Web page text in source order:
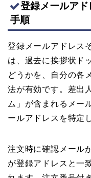
登録メールア
手順
登録メールアドレス
は、過去に挨拶状ド
どうかを、自分の各
法が有効です。差出
ム」が含まれるメー
ールアドレスを特定
注文時に確認メール
が登録アドレスと一